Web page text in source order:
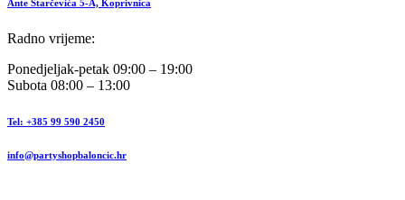
Ante Starčevića 5-A, Koprivnica
Radno vrijeme:
Ponedjeljak-petak 09:00 – 19:00
Subota 08:00 – 13:00
Tel: +385 99 590 2450
info@partyshopbaloncic.hr